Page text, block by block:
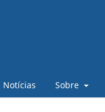
Notícias Sobre